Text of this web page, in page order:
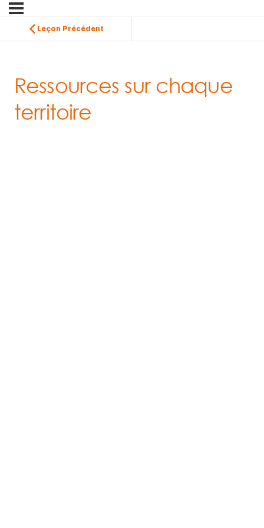
Leçon Précédent
Ressources sur chaque
territoire